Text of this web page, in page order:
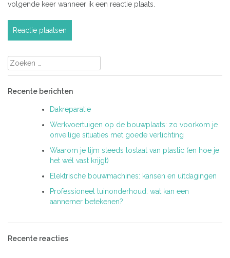
volgende keer wanneer ik een reactie plaats.
Zoeken
naar:
Recente berichten
Dakreparatie
Werkvoertuigen op de bouwplaats: zo voorkom je
onveilige situaties met goede verlichting
Waarom je lijm steeds loslaat van plastic (en hoe je
het wél vast krijgt)
Elektrische bouwmachines: kansen en uitdagingen
Professioneel tuinonderhoud: wat kan een
aannemer betekenen?
Recente reacties